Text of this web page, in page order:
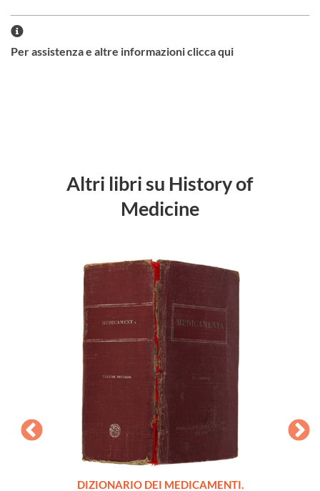
Per assistenza e altre informazioni clicca qui
Altri libri su History of
Medicine
DIZIONARIO DEI MEDICAMENTI.